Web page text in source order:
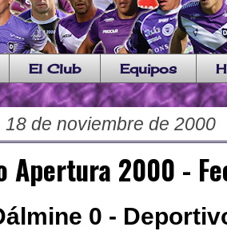
El Club Equipos
18 de noviembre de 2000
Apertura 2000 -
0 -